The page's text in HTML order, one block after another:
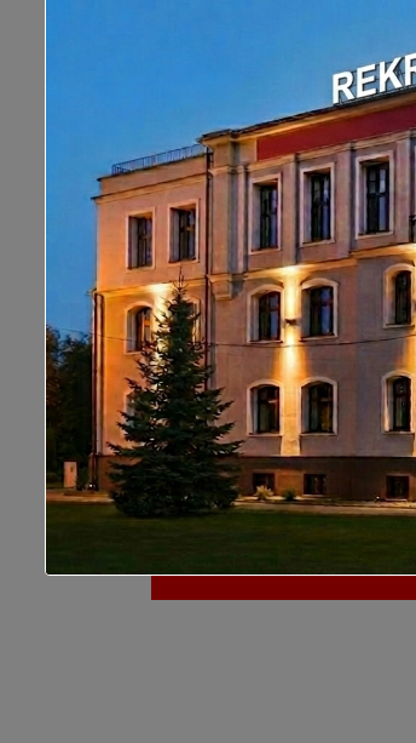
cursus lorem at eleifend.
tortor. Sed lorem ipsum,
convallis scelerisque dolor.
International Focus–
Residential Courses–
Focus On People – Sed
Student Dedication
–
Career Placement
–
Nullam venenatis justo a porta
augue. Sed quis feugiat felis.
a. Nulla aliquet vitae quam
vestibulum, quam nec